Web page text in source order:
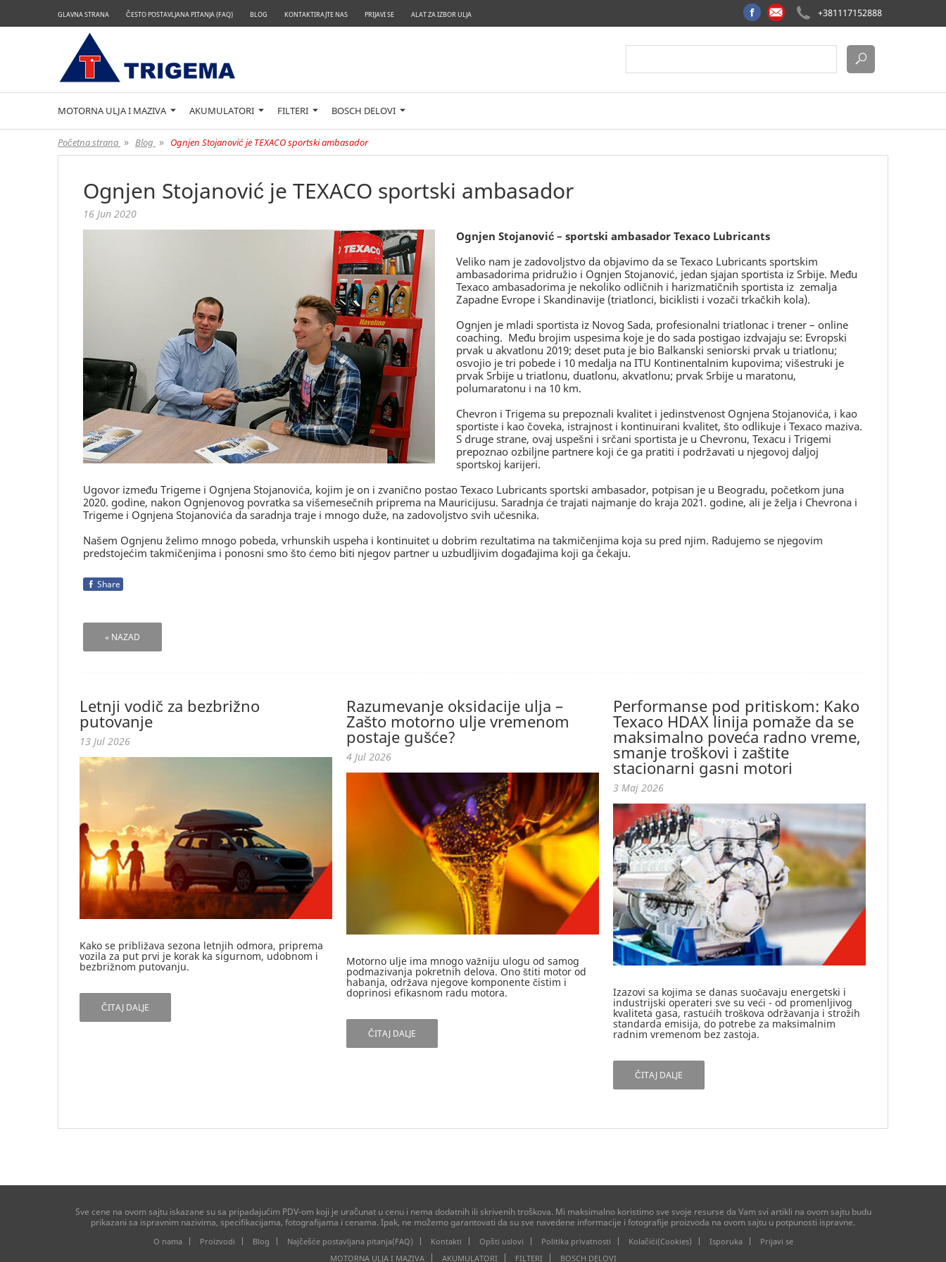
GLAVNA STRANA ČESTO POSTAVLJANA PITANJA (FAQ) BLOG KONTAKTIRAJTE NAS PRIJAVI SE ALAT ZA IZBOR ULJA +381117152888
MOTORNA ULJA I MAZIVA AKUMULATORI FILTERI BOSCH DELOVI
Početna strana » Blog » Ognjen Stojanović je TEXACO sportski ambasador
Ognjen Stojanović je TEXACO sportski ambasador
16 Jun 2020
Ognjen Stojanović – sportski ambasador Texaco Lubricants
Veliko nam je zadovoljstvo da objavimo da se Texaco Lubricants sportskim
ambasadorima pridružio i Ognjen Stojanović, jedan sjajan sportista iz Srbije. Među
Texaco ambasadorima je nekoliko odličnih i harizmatičnih sportista iz zemalja
Zapadne Evrope i Skandinavije (triatlonci, biciklisti i vozači trkačkih kola).
Ognjen je mladi sportista iz Novog Sada, profesionalni triatlonac i trener – online
coaching. Među brojim uspesima koje je do sada postigao izdvajaju se: Evropski
prvak u akvatlonu 2019; deset puta je bio Balkanski seniorski prvak u triatlonu;
osvojio je tri pobede i 10 medalja na ITU Kontinentalnim kupovima; višestruki je
prvak Srbije u triatlonu, duatlonu, akvatlonu; prvak Srbije u maratonu,
polumaratonu i na 10 km.
Chevron i Trigema su prepoznali kvalitet i jedinstvenost Ognjena Stojanovića, i kao
sportiste i kao čoveka, istrajnost i kontinuirani kvalitet, što odlikuje i Texaco maziva.
S druge strane, ovaj uspešni i srčani sportista je u Chevronu, Texacu i Trigemi
prepoznao ozbiljne partnere koji će ga pratiti i podržavati u njegovoj daljoj
sportskoj karijeri.
Ugovor između Trigeme i Ognjena Stojanovića, kojim je on i zvanično postao Texaco Lubricants sportski ambasador, potpisan je u Beogradu, početkom juna
2020. godine, nakon Ognjenovog povratka sa višemesečnih priprema na Mauricijusu. Saradnja će trajati najmanje do kraja 2021. godine, ali je želja i Chevrona i
Trigeme i Ognjena Stojanovića da saradnja traje i mnogo duže, na zadovoljstvo svih učesnika.
Našem Ognjenu želimo mnogo pobeda, vrhunskih uspeha i kontinuitet u dobrim rezultatima na takmičenjima koja su pred njim. Radujemo se njegovim
predstojećim takmičenjima i ponosni smo što ćemo biti njegov partner u uzbudljivim događajima koji ga čekaju.
Share
« NAZAD
Letnji vodič za bezbrižno
putovanje
13 Jul 2026
Kako se približava sezona letnjih odmora, priprema
vozila za put prvi je korak ka sigurnom, udobnom i
bezbrižnom putovanju.
ČITAJ DALJE
Razumevanje oksidacije ulja –
Zašto motorno ulje vremenom
postaje gušće?
4 Jul 2026
Motorno ulje ima mnogo važniju ulogu od samog
podmazivanja pokretnih delova. Ono štiti motor od
habanja, održava njegove komponente čistim i
doprinosi efikasnom radu motora.
ČITAJ DALJE
Performanse pod pritiskom: Kako
Texaco HDAX linija pomaže da se
maksimalno poveća radno vreme,
smanje troškovi i zaštite
stacionarni gasni motori
3 Maj 2026
Izazovi sa kojima se danas suočavaju energetski i
industrijski operateri sve su veći - od promenljivog
kvaliteta gasa, rastućih troškova održavanja i strožih
standarda emisija, do potrebe za maksimalnim
radnim vremenom bez zastoja.
ČITAJ DALJE
Sve cene na ovom sajtu iskazane su sa pripadajućim PDV-om koji je uračunat u cenu i nema dodatnih ili skrivenih troškova. Mi maksimalno koristimo sve svoje resurse da Vam svi artikli na ovom sajtu budu
prikazani sa ispravnim nazivima, specifikacijama, fotografijama i cenama. Ipak, ne možemo garantovati da su sve navedene informacije i fotografije proizvoda na ovom sajtu u potpunosti ispravne.
O nama Proizvodi Blog Najčešće postavljana pitanja(FAQ) Kontakti Opšti uslovi Politika privatnosti Kolačići(Cookies) Isporuka
Prijavi se
MOTORNA ULJA I MAZIVA
AKUMULATORI FILTERI BOSCH DELOVI